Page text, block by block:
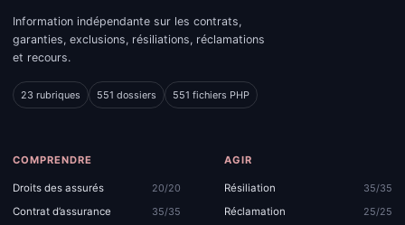
Information indépendante sur les contrats,
garanties, exclusions, résiliations, réclamations
et recours.
23 rubriques 551 dossiers 551 fichiers PHP
COMPRENDRE
Droits des assurés
20/20
Contrat d’assurance
35/35
AGIR
Résiliation
35/35
Réclamation
25/25